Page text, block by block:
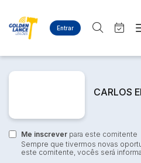
Entrar
Criar conta Entrar
Site
Busca por categoria
Diversos
Busca por palavra-chave
Estados
CARLOS
Me inscrever para este comitente
Sempre que tivermos novas
este comitente, vocês será